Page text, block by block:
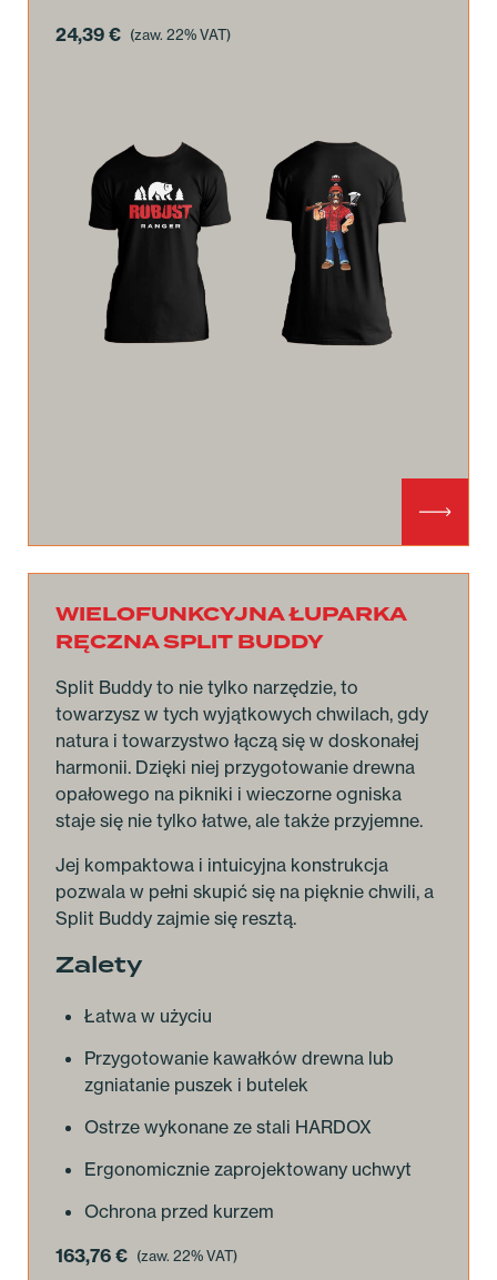
24,39 € (zaw. 22% VAT)
WIELOFUNKCYJNA ŁUPARKA
RĘCZNA SPLIT BUDDY
Split Buddy to nie tylko narzędzie, to
towarzysz w tych wyjątkowych chwilach, gdy
natura i towarzystwo łączą się w doskonałej
harmonii. Dzięki niej przygotowanie drewna
opałowego na pikniki i wieczorne ogniska
staje się nie tylko łatwe, ale także przyjemne.
Jej kompaktowa i intuicyjna konstrukcja
pozwala w pełni skupić się na pięknie chwili, a
Split Buddy zajmie się resztą.
Zalety
Łatwa w użyciu
Przygotowanie kawałków drewna lub
zgniatanie puszek i butelek
Ostrze wykonane ze stali HARDOX
Ergonomicznie zaprojektowany uchwyt
Ochrona przed kurzem
163,76 € (zaw. 22% VAT)